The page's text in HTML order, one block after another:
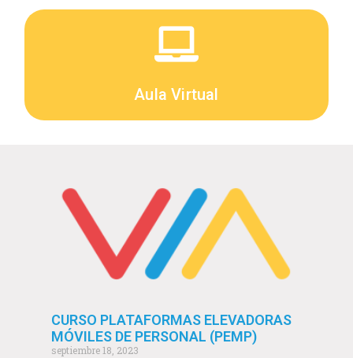
Aula Virtual
CURSO PLATAFORMAS ELEVADORAS
MÓVILES DE PERSONAL (PEMP)
septiembre 18, 2023